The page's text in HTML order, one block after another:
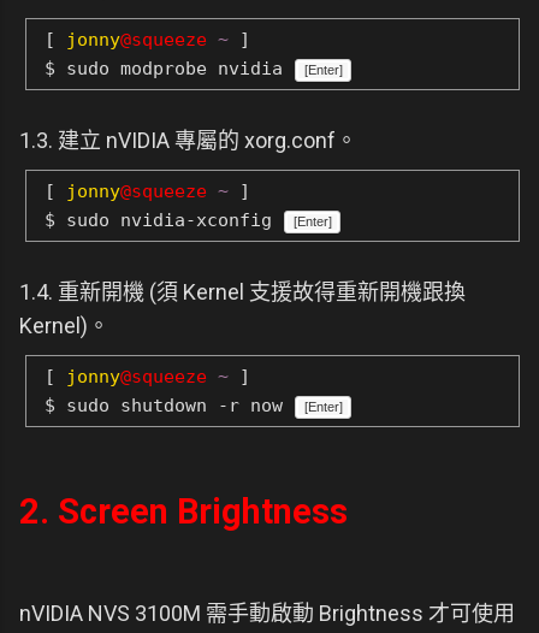
[ jonny@squeeze ~ ]
$ sudo modprobe nvidia
[Enter]
1.3. 建立 nVIDIA 專屬的 xorg.conf。
[ jonny@squeeze ~ ]
$ sudo nvidia-xconfig
[Enter]
1.4. 重新開機 (須 Kernel 支援故得重新開機跟換
Kernel)。
[ jonny@squeeze ~ ]
$ sudo shutdown -r now
[Enter]
2. Screen Brightness
nVIDIA NVS 3100M 需手動啟動 Brightness 才可使用